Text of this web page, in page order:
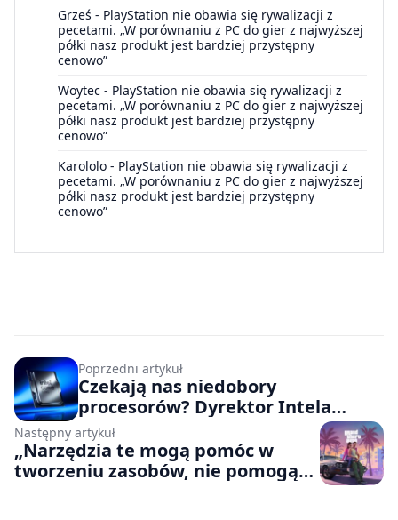
Grześ - PlayStation nie obawia się rywalizacji z
pecetami. „W porównaniu z PC do gier z najwyższej
półki nasz produkt jest bardziej przystępny
cenowo”
Woytec - PlayStation nie obawia się rywalizacji z
pecetami. „W porównaniu z PC do gier z najwyższej
półki nasz produkt jest bardziej przystępny
cenowo”
Karololo - PlayStation nie obawia się rywalizacji z
pecetami. „W porównaniu z PC do gier z najwyższej
półki nasz produkt jest bardziej przystępny
cenowo”
Poprzedni artykuł
Czekają nas niedobory
procesorów? Dyrektor Intela
ostrzega przed problemem,
„który dotknie wszystkich”
Następny artykuł
„Narzędzia te mogą pomóc w
tworzeniu zasobów, nie pomogą